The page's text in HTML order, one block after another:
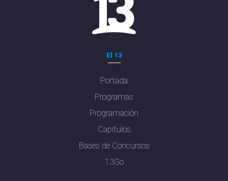
El 13
Portada
Programas
Programación
Capítulos
Bases de Concursos
13Go